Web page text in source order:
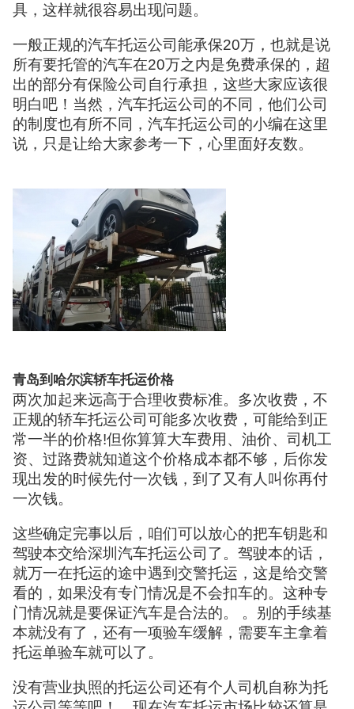
具，这样就很容易出现问题。
一般正规的汽车托运公司能承保20万，也就是说
所有要托管的汽车在20万之内是免费承保的，超
出的部分有保险公司自行承担，这些大家应该很
明白吧！当然，汽车托运公司的不同，他们公司
的制度也有所不同，汽车托运公司的小编在这里
说，只是让给大家参考一下，心里面好友数。
青岛到哈尔滨轿车托运价格
两次加起来远高于合理收费标准。多次收费，不
正规的轿车托运公司可能多次收费，可能给到正
常一半的价格!但你算算大车费用、油价、司机工
资、过路费就知道这个价格成本都不够，后你发
现出发的时候先付一次钱，到了又有人叫你再付
一次钱。
这些确定完事以后，咱们可以放心的把车钥匙和
驾驶本交给深圳汽车托运公司了。驾驶本的话，
就万一在托运的途中遇到交警托运，这是给交警
看的，如果没有专门情况是不会扣车的。这种专
门情况就是要保证汽车是合法的。 。别的手续基
本就没有了，还有一项验车缓解，需要车主拿着
托运单验车就可以了。
没有营业执照的托运公司还有个人司机自称为托